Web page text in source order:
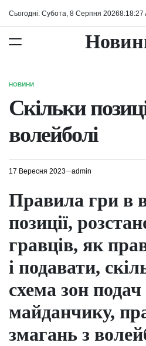
Сьогодні: Субота, 8 Серпня 20268:18:28
ОПУБЛІКУВАТИ
НОВИНИ
Скільки
волейболі
17 Вересня 2023 admin
Правила гри в
позиції,
гравців, як
і подавати,
схема зон
майданчику,
змагань з